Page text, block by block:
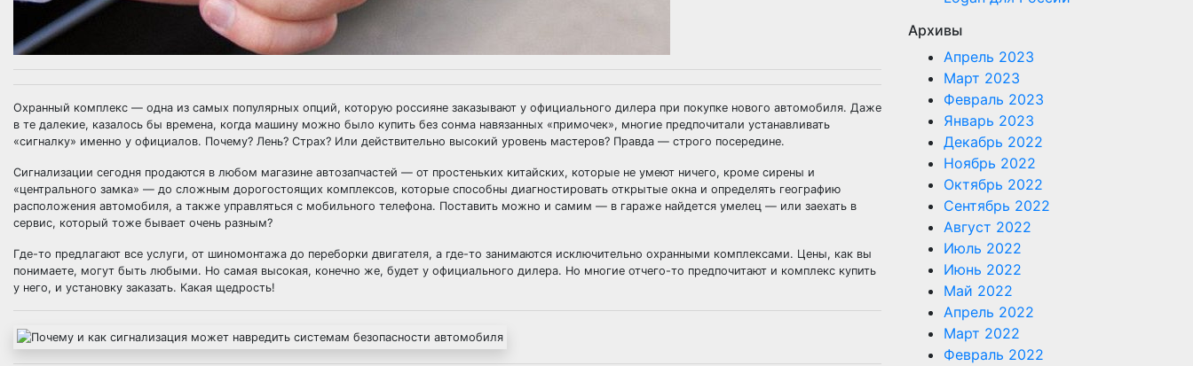
Охранный комплекс — одна из самых популярных опций, которую россияне заказывают у официального дилера при покупке нового автомобиля. Даже
в те далекие, казалось бы времена, когда машину можно было купить без сонма навязанных «примочек», многие предпочитали устанавливать
«сигналку» именно у официалов. Почему? Лень? Страх? Или действительно высокий уровень мастеров? Правда — строго посередине.
Сигнализации сегодня продаются в любом магазине автозапчастей — от простеньких китайских, которые не умеют ничего, кроме сирены и
«центрального замка» — до сложным дорогостоящих комплексов, которые способны диагностировать открытые окна и определять географию
расположения автомобиля, а также управляться с мобильного телефона. Поставить можно и самим — в гараже найдется умелец — или заехать в
сервис, который тоже бывает очень разным?
Где-то предлагают все услуги, от шиномонтажа до переборки двигателя, а где-то занимаются исключительно охранными комплексами. Цены, как вы
понимаете, могут быть любыми. Но самая высокая, конечно же, будет у официального дилера. Но многие отчего-то предпочитают и комплекс купить
у него, и установку заказать. Какая щедрость!
Архивы
Апрель 2023
Март 2023
Февраль 2023
Январь 2023
Декабрь 2022
Ноябрь 2022
Октябрь 2022
Сентябрь 2022
Август 2022
Июль 2022
Июнь 2022
Май 2022
Апрель 2022
Март 2022
Февраль 2022